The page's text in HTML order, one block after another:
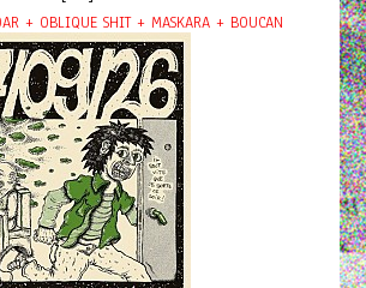
+ OBLIQUE SHIT + MASKARA + BOUCAN